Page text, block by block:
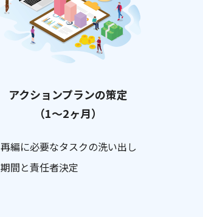
アクションプランの策定
（1〜2ヶ月）
再編に必要なタスクの洗い出し
期間と責任者決定